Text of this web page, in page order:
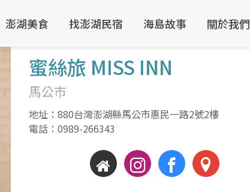
澎湖美食 找澎湖民宿 海島故事 關於我們
蜜絲旅 MISS INN
馬公市
地址：880台灣澎湖縣馬公市惠民一路2號2樓
電話： 0989-266343